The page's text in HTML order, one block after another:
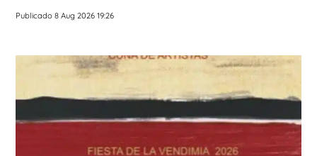
Publicado 8 Aug 2026 19:26